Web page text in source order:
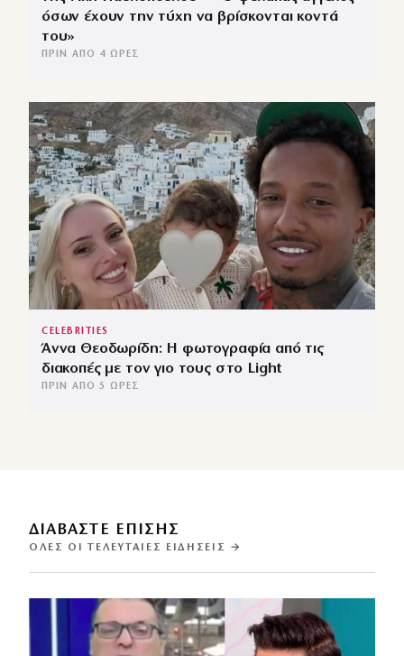
όσων έχουν την τύχη να βρίσκονται κοντά
του»
ΠΡΙΝ ΑΠΌ 4 ΏΡΕΣ
CELEBRITIES
Άννα Θεοδωρίδη: Η φωτογραφία από τις
διακοπές με τον γιο τους στο Light
ΠΡΙΝ ΑΠΌ 5 ΏΡΕΣ
ΔΙΑΒΑΣΤΕ ΕΠΙΣΗΣ
ΌΛΕΣ ΟΙ ΤΕΛΕΥΤΑΊΕΣ ΕΙΔΉΣΕΙΣ →